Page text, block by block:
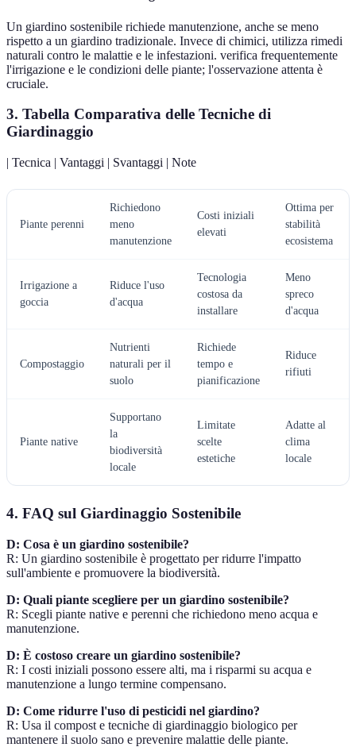
Un giardino sostenibile richiede manutenzione, anche se meno
rispetto a un giardino tradizionale. Invece di chimici, utilizza rimedi
naturali contro le malattie e le infestazioni. verifica frequentemente
l'irrigazione e le condizioni delle piante; l'osservazione attenta è
cruciale.
3. Tabella Comparativa delle Tecniche di
Giardinaggio
| Tecnica | Vantaggi | Svantaggi | Note
Piante perenni
Richiedono
meno
manutenzione
Costi iniziali
elevati
Ottima per
stabilità
ecosistema
Irrigazione a
goccia
Riduce l'uso
d'acqua
Tecnologia
costosa da
installare
Meno
spreco
d'acqua
Compostaggio
Nutrienti
naturali per il
suolo
Richiede
tempo e
pianificazione
Riduce
rifiuti
Piante native
Supportano
la
biodiversità
locale
Limitate
scelte
estetiche
Adatte al
clima
locale
4. FAQ sul Giardinaggio Sostenibile
D: Cosa è un giardino sostenibile?
R: Un giardino sostenibile è progettato per ridurre l'impatto
sull'ambiente e promuovere la biodiversità.
D: Quali piante scegliere per un giardino sostenibile?
R: Scegli piante native e perenni che richiedono meno acqua e
manutenzione.
D: È costoso creare un giardino sostenibile?
R: I costi iniziali possono essere alti, ma i risparmi su acqua e
manutenzione a lungo termine compensano.
D: Come ridurre l'uso di pesticidi nel giardino?
R: Usa il compost e tecniche di giardinaggio biologico per
mantenere il suolo sano e prevenire malattie delle piante.